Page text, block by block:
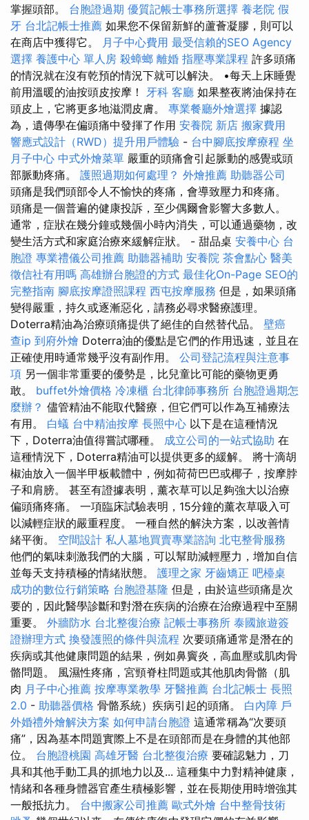
掌握頭部。 台胞證過期 優質記帳士事務所選擇 養老院 假
牙 台北記帳士推薦 如果您不保留新鮮的蘆薈凝膠，則可以
在商店中獲得它。 月子中心費用 最受信賴的SEO Agency
選擇 養護中心 單人房 殺蟑螂 離婚 指壓專業課程 許多頭痛
的情況就在沒有乾預的情況下就可以解決。 •每天上床睡覺
前用溫暖的油按頭皮按摩！ 牙科 客廳 如果整夜將油保持在
頭皮上，它將更多地滋潤皮膚。 專業餐廳外燴選擇 據認
為，遺傳學在偏頭痛中發揮了作用 安養院 新店 搬家費用
響應式設計（RWD）提升用戶體驗 - 台中腳底按摩療程 坐
月子中心 中式外燴菜單 嚴重的頭痛會引起脈動的感覺或頭
部脈動疼痛。 護照過期如何處理？ 外燴推薦 助聽器公司
頭痛是我們頭部令人不愉快的疼痛，會導致壓力和疼痛。
頭痛是一個普遍的健康投訴，至少偶爾會影響大多數人。
通常，症狀在幾分鐘或幾個小時內消失，可以通過藥物，改
變生活方式和家庭治療來緩解症狀。 - 甜品桌 安養中心 台
胞證 專業禮儀公司推薦 助聽器補助 安養院 茶會點心 醫美
徵信社有用嗎 高雄辦台胞證的方式 最佳化On-Page SEO的
完整指南 腳底按摩證照課程 西屯按摩服務 但是，如果頭痛
變得嚴重，持久或逐漸惡化，請務必尋求醫療護理。
Doterra精油為治療頭痛提供了絕佳的自然替代品。 壁癌
查ip 到府外燴 Doterra油的優點是它們的作用迅速，並且在
正確使用時通常幾乎沒有副作用。 公司登記流程與注意事
項 另一個非常重要的優勢是，比兒童比可能的藥物更勇
敢。 buffet外燴價格 冷凍櫃 台北律師事務所 台胞證過期怎
麼辦？ 儘管精油不能取代醫療，但它們可以作為互補療法
有用。 白蟻 台中精油按摩 長照中心 以下是在這種情況
下，Doterra油值得嘗試哪種。 成立公司的一站式協助 在
這種情況下，Doterra精油可以提供更多的緩解。 將十滴胡
椒油放入一個半甲板載體中，例如荷荷巴巴或椰子，按摩脖
子和肩膀。 甚至有證據表明，薰衣草可以足夠強大以治療
偏頭痛疼痛。 一項臨床試驗表明，15分鐘的薰衣草吸入可
以減輕症狀的嚴重程度。 一種自然的解決方案，以改善情
緒平衡。 空間設計 私人墓地買賣專業諮詢 北屯整骨服務
他們的氣味刺激我們的大腦，可以幫助減輕壓力，增加自信
並每天支持積極的情緒狀態。 護理之家 牙齒矯正 吧檯桌
成功的數位行銷策略 台胞證基隆 但是，由於這些頭痛是次
要的，因此醫學診斷和對潛在疾病的治療在治療過程中至關
重要。 外牆防水 台北整復治療 記帳士事務所 泰國旅遊簽
證辦理方式 換發護照的條件與流程 次要頭痛通常是潛在的
疾病或其他健康問題的結果，例如鼻竇炎，高血壓或肌肉骨
骼問題。 風濕性疼痛，宮頸脊柱問題或其他肌肉骨骼（肌
肉 月子中心推薦 按摩專業教學 牙醫推薦 台北記帳士 長照
2.0 - 助聽器價格 骨骼系統）疾病引起的頭痛。 白內障 戶
外婚禮外燴解決方案 如何申請台胞證 這通常稱為“次要頭
痛”，因為基本問題實際上不是在頭部而是在身體的其他部
位。 台胞證桃園 高雄牙醫 台北整復治療 要確認魅力，刀
具和其他手動工具的抓地力以及... 這種集中力對精神健康，
情緒和各種身體器官產生積極影響，並在長期使用時增強其
一般抵抗力。 台中搬家公司推薦 歐式外燴 台中整骨技術